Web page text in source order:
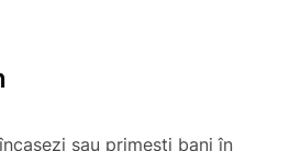
sau primești bani în